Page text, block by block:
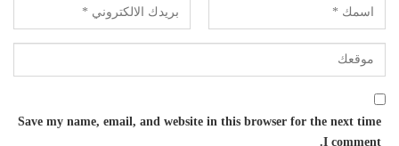
Save my name, email, and website in this browser for the next time
I comment.